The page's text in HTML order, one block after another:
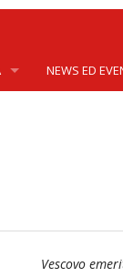
ARCHIVIO
NEWS ED
Vescovo